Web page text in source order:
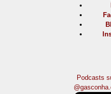
Podcasts